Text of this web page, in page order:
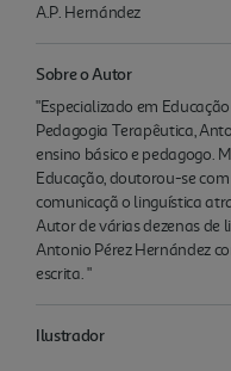
A.P. Hernández
Sobre o Autor
"Especializado em
Pedagogia Terapêutica,
ensino básico e pedagogo.
Educação, doutorou-se
comunicaçã o linguística
Autor de várias dezenas de
Antonio Pérez Hernández
escrita. "
Ilustrador